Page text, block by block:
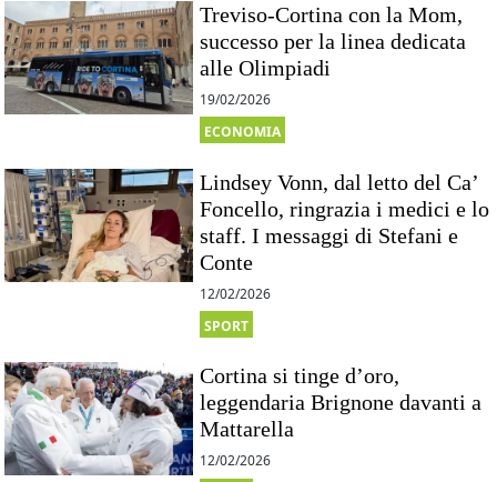
Treviso-Cortina con la Mom,
successo per la linea dedicata
alle Olimpiadi
19/02/2026
ECONOMIA
Lindsey Vonn, dal letto del Ca’
Foncello, ringrazia i medici e lo
staff. I messaggi di Stefani e
Conte
12/02/2026
SPORT
Cortina si tinge d’oro,
leggendaria Brignone davanti a
Mattarella
12/02/2026